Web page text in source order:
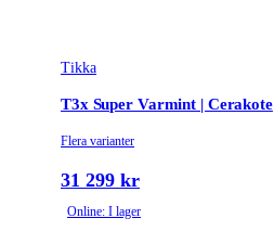
Tikka
T3x Super Varmint | Cerakote
Flera varianter
31 299 kr
Online: I lager